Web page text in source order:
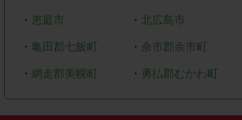
・ 恵庭市 ・ 北広島市
・ 亀田郡七飯町 ・ 余市郡余市町
・ 網走郡美幌町 ・ 勇払郡むかわ町